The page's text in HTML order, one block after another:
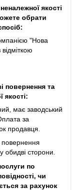
якості
обрати
"Нова
повернення та
якості:
має заводський
за
продавця.
повернення
обидві сторони.
по
чи
за рахунок